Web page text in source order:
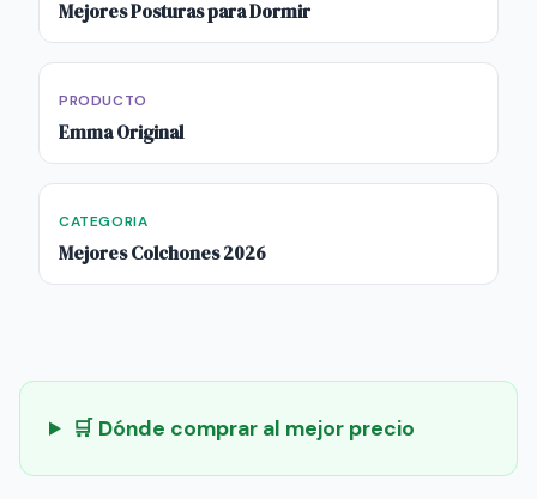
Mejores Posturas para Dormir
PRODUCTO
Emma Original
CATEGORIA
Mejores Colchones 2026
🛒 Dónde comprar al mejor precio